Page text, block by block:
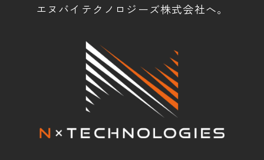
エヌバイテクノロジーズ株式会社へ。